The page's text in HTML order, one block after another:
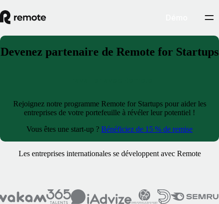
Devenez partenaire de Remote for Startups
Rejoignez notre programme Remote for Startups pour aider les
entreprises de votre portefeuille à révéler leur potentiel !
Vous êtes une start-up ? Bénéficiez de 15 % de remise
Les entreprises internationales se développent avec Remote